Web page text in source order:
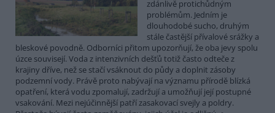
zdánlivě protichůdným
problémům. Jedním je
dlouhodobé sucho, druhým
stále častější přívalové srážky a
bleskové povodně. Odborníci přitom upozorňují, že oba jevy spolu
úzce souvisejí. Voda z intenzivních dešťů totiž často odteče z
krajiny dříve, než se stačí vsáknout do půdy a doplnit zásoby
podzemní vody. Právě proto nabývají na významu přírodě blízká
opatření, která vodu zpomalují, zadržují a umožňují její postupné
vsakování. Mezi nejúčinnější patří zasakovací svejly a poldry.